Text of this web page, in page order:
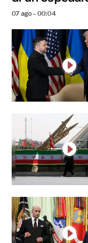
07 ago - 00:04